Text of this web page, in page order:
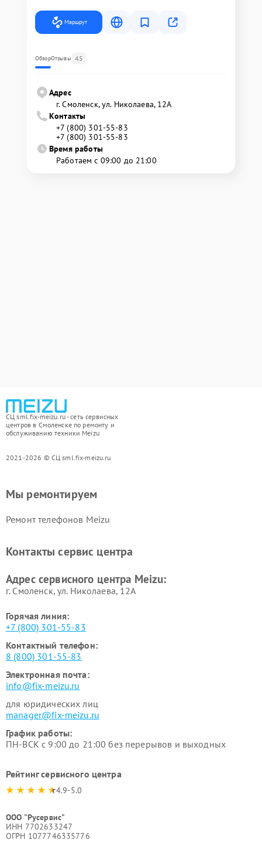
Маршрут
ОбзорОтзывы 45
Адрес
г. Смоленск, ул. Николаева, 12А
Контакты
+7 (800) 301-55-83
+7 (800) 301-55-83
Время работы
Работаем с 09:00 до 21:00
СЦ sml.fix-meizu.ru - сеть сервисных
центров в Смоленске по ремонту и
обслуживанию техники Meizu
2021-2026 © СЦ sml.fix-meizu.ru
Мы ремонтируем
Ремонт телефонов Meizu
Контакты сервис центра
Адрес сервисного центра Meizu:
г. Смоленск, ул. Николаева, 12А
Горячая линия:
+7 (800) 301-55-83
Контактный телефон:
8 (800) 301-55-83
Электронная почта:
info@fix-meizu.ru
для юридических лиц
manager@fix-meizu.ru
График работы:
ПН-ВСК с 9:00 до 21:00 без перерывов и выходных
Рейтинг сервисного центра
4.9-5.0
ООО "Русервис"
ИНН 7702633247
ОГРН 1077746335776